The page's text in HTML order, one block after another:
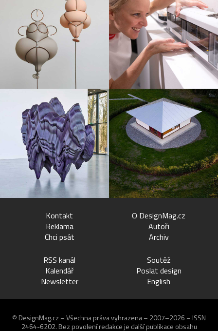
Kontakt
Reklama
Chci psát
O DesignMag.cz
Autoři
Archiv
RSS kanál
Kalendář
Newsletter
Soutěž
Poslat design
English
© DesignMag.cz – Všechna práva vyhrazena – 2007–2026 – ISSN
2464-6202. Bez povolení redakce je další publikace obsahu